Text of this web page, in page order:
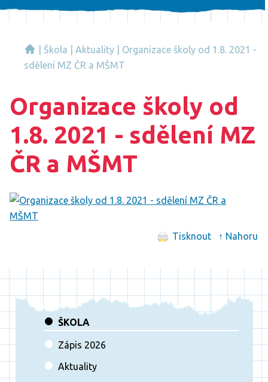
Škola Aktuality
Organizace školy od 1.8. 2021 -
sdělení MZ ČR a MŠMT
Organizace školy od
1.8. 2021 - sdělení MZ
ČR a MŠMT
Tisknout ↑ Nahoru
ŠKOLA
Zápis 2026
Aktuality